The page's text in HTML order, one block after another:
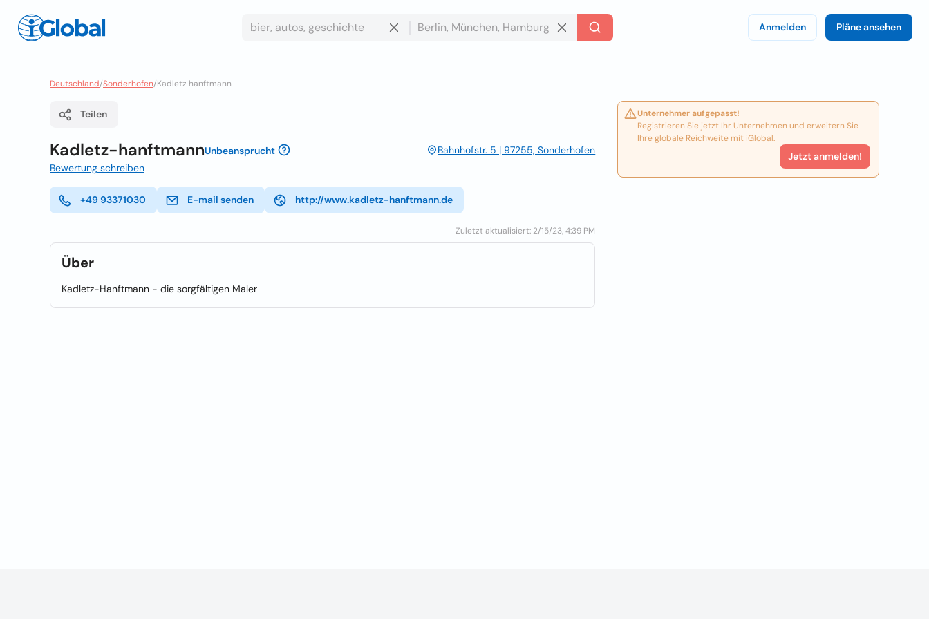
Anmelden Pläne ansehen
Deutschland/Sonderhofen/Kadletz hanftmann
Teilen
Kadletz-hanftmannUnbeansprucht
Bahnhofstr. 5 | 97255, Sonderhofen
Bewertung schreiben
+49 93371030 E-mail senden http://www.kadletz-hanftmann.de
Zuletzt aktualisiert: 2/15/23, 4:39 PM
Über
Kadletz-Hanftmann - die sorgfältigen Maler
Unternehmer aufgepasst!
Registrieren Sie jetzt Ihr Unternehmen und erweitern Sie
Ihre globale Reichweite mit iGlobal.
Jetzt anmelden!